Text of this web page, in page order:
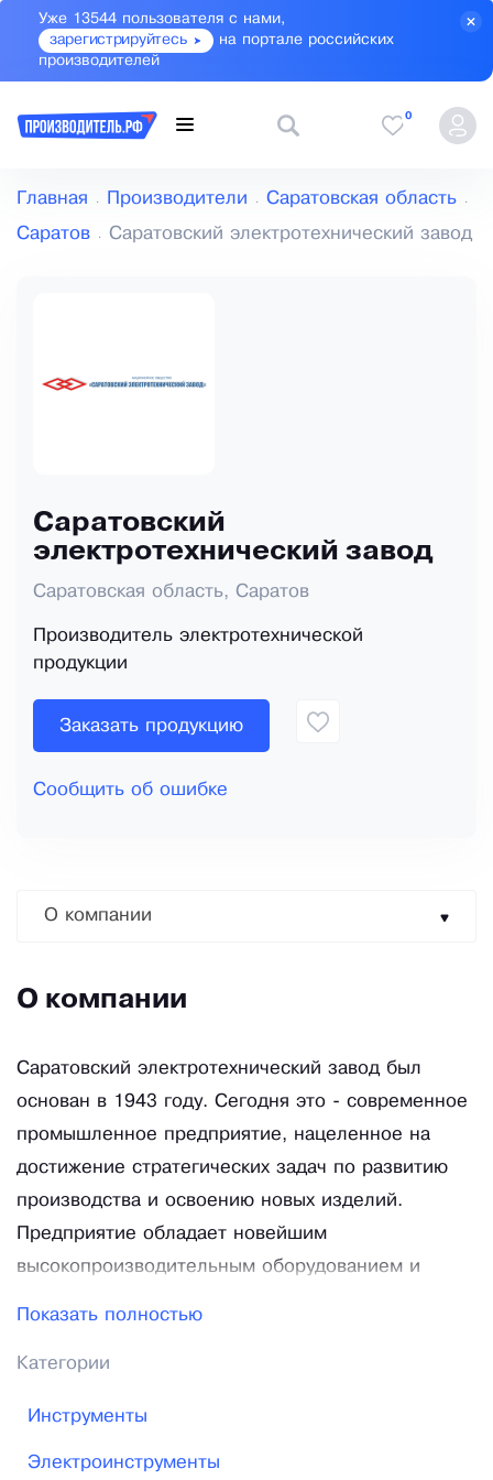
Уже 13544 пользователя с нами,
зарегистрируйтесь
на портале российских
производителей
0
Главная Производители Саратовская область
Саратов Саратовский электротехнический завод
Саратовский
электротехнический завод
Саратовская область, Саратов
Производитель электротехнической
продукции
Заказать продукцию
Сообщить об ошибке
О компании
О компании
Саратовский электротехнический завод был
основан в 1943 году. Сегодня это - современное
промышленное предприятие, нацеленное на
достижение стратегических задач по развитию
производства и освоению новых изделий.
Предприятие обладает новейшим
высокопроизводительным оборудованием и
технологии, ведется постоянных контроль за
качества выпускаемой продукции. Контроль работ
Показать полностью
Категории
Инструменты
Электроинструменты